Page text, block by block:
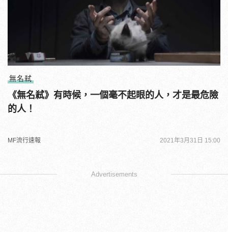
無名弒
《無名弒》有時候，一個毫不起眼的人，才是最危險
的人！
MF流行速報 2021年3月31日 15:00
Advertisements